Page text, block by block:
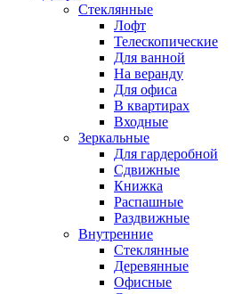
Стеклянные
Лофт
Телескопические
Для ванной
На веранду
Для офиса
В квартирах
Входные
Зеркальные
Для гардеробной
Сдвижные
Книжка
Распашные
Раздвижные
Внутренние
Стеклянные
Деревянные
Офисные